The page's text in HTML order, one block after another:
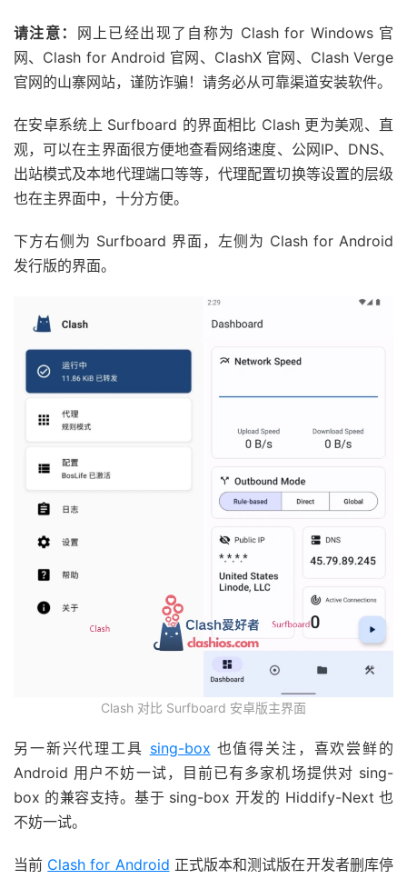
请注意：
网上已经出现了自称为 Clash for Windows 官
网、Clash for Android 官网、ClashX 官网、Clash Verge
官网的山寨网站，谨防诈骗！请务必从可靠渠道安装软件。
在安卓系统上 Surfboard 的界面相比 Clash 更为美观、直
观，可以在主界面很方便地查看网络速度、公网IP、DNS、
出站模式及本地代理端口等等，代理配置切换等设置的层级
也在主界面中，十分方便。
下方右侧为 Surfboard 界面，左侧为 Clash for Android
发行版的界面。
Clash 对比 Surfboard 安卓版主界面
另一新兴代理工具 sing-box 也值得关注，喜欢尝鲜的
Android 用户不妨一试，目前已有多家机场提供对 sing-
box 的兼容支持。基于 sing-box 开发的 Hiddify-Next 也
不妨一试。
当前 Clash for Android 正式版本和测试版在开发者删库停